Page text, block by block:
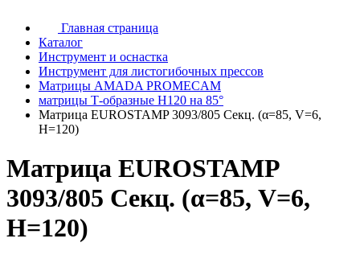
Главная страница
Каталог
Инструмент и оснастка
Инструмент для листогибочных прессов
Матрицы AMADA PROMECAM
матрицы Т-образные H120 на 85°
Матрица EUROSTAMP 3093/805 Секц. (α=85, V=6,
H=120)
Матрица EUROSTAMP
3093/805 Секц. (α=85, V=6,
H=120)